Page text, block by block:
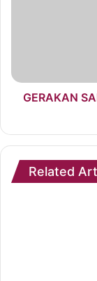
GERAKAN
Related